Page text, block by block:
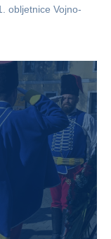
obljetnice Vojno-